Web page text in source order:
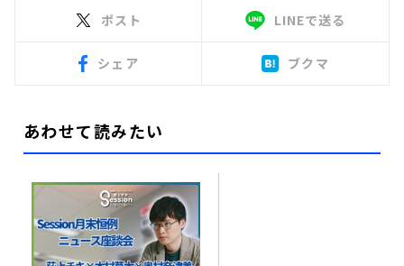
ポスト LINEで送る
シェア ブクマ
あわせて読みたい